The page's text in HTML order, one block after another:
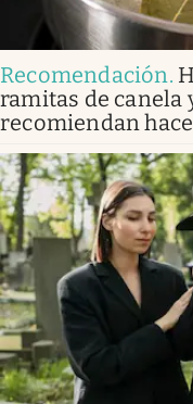
Recomendación.
ramitas de canela
recomiendan